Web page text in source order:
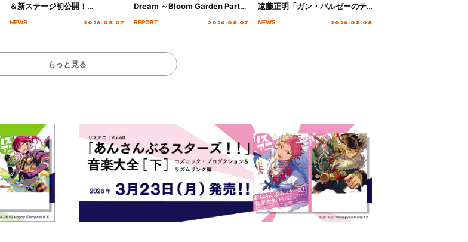
＆新ステージ初公開！
初となる第3ステージの全貌が明
NEWS 2026.08.07
Dream ～Bloom Garden Party
REPORT 2026.08.07
遠藤正明「ガン・バルゼーのテ
NEWS 2026.08.08
もっと見る